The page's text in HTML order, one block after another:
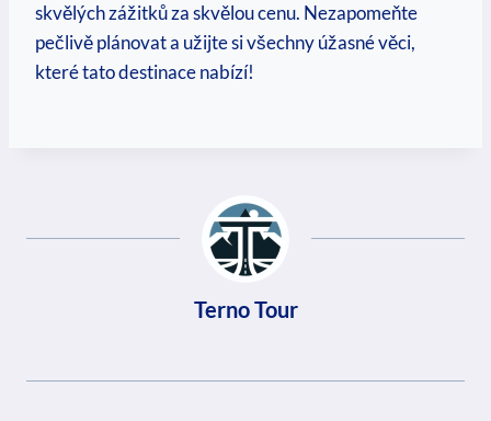
skvělých zážitků za skvělou cenu. Nezapomeňte
pečlivě plánovat a užijte si všechny úžasné věci,
které tato destinace nabízí!
Terno Tour